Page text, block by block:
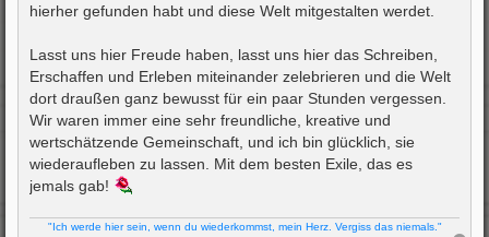
hierher gefunden habt und diese Welt mitgestalten werdet.
Lasst uns hier Freude haben, lasst uns hier das Schreiben,
Erschaffen und Erleben miteinander zelebrieren und die Welt
dort draußen ganz bewusst für ein paar Stunden vergessen.
Wir waren immer eine sehr freundliche, kreative und
wertschätzende Gemeinschaft, und ich bin glücklich, sie
wiederaufleben zu lassen. Mit dem besten Exile, das es
jemals gab!
"Ich werde hier sein, wenn du wiederkommst, mein Herz. Vergiss das niemals."